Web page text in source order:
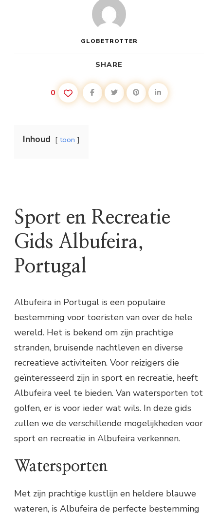
GLOBETROTTER
SHARE
0
Inhoud toon
Sport en Recreatie
Gids Albufeira,
Portugal
Albufeira in Portugal is een populaire
bestemming voor toeristen van over de hele
wereld. Het is bekend om zijn prachtige
stranden, bruisende nachtleven en diverse
recreatieve activiteiten. Voor reizigers die
geïnteresseerd zijn in sport en recreatie, heeft
Albufeira veel te bieden. Van watersporten tot
golfen, er is voor ieder wat wils. In deze gids
zullen we de verschillende mogelijkheden voor
sport en recreatie in Albufeira verkennen.
Watersporten
Met zijn prachtige kustlijn en heldere blauwe
wateren, is Albufeira de perfecte bestemming